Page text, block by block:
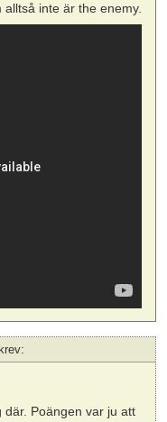
inte är the enemy.
Poängen var ju att